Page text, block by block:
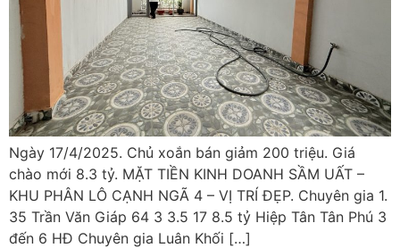
Ngày 17/4/2025. Chủ xoắn bán giảm 200 triệu. Giá
chào mới 8.3 tỷ. MẶT TIỀN KINH DOANH SẦM UẤT –
KHU PHÂN LÔ CẠNH NGÃ 4 – VỊ TRÍ ĐẸP. Chuyên gia 1.
35 Trần Văn Giáp 64 3 3.5 17 8.5 tỷ Hiệp Tân Tân Phú 3
đến 6 HĐ Chuyên gia Luân Khối […]